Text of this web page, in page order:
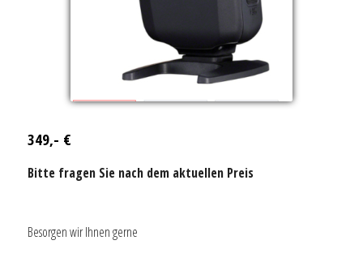
349,- €
Bitte fragen Sie nach dem aktuellen Preis
Besorgen wir Ihnen gerne